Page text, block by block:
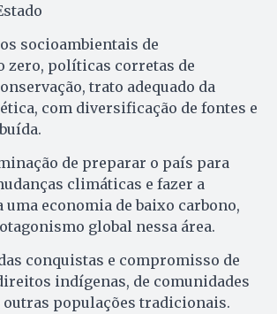
socioambientais de
zero, políticas corretas de
trato adequado da
com diversificação de fontes e
de preparar o país para
climáticas e fazer a
economia de baixo carbono,
global nessa área.
conquistas e compromisso de
indígenas, de comunidades
populações tradicionais.